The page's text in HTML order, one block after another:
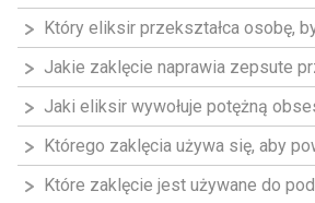
Który eliksir przekształca osobę,
Jakie zaklęcie naprawia zepsute
Jaki eliksir wywołuje potężną
Którego zaklęcia używa się, aby
Które zaklęcie jest używane do